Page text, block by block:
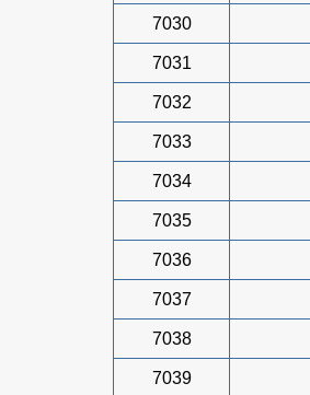
7030
7031
7032
7033
7034
7035
7036
7037
7038
7039